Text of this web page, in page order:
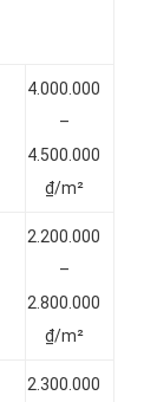
4.000.000
–
4.500.000
₫/m²
2.200.000
–
2.800.000
₫/m²
2.300.000